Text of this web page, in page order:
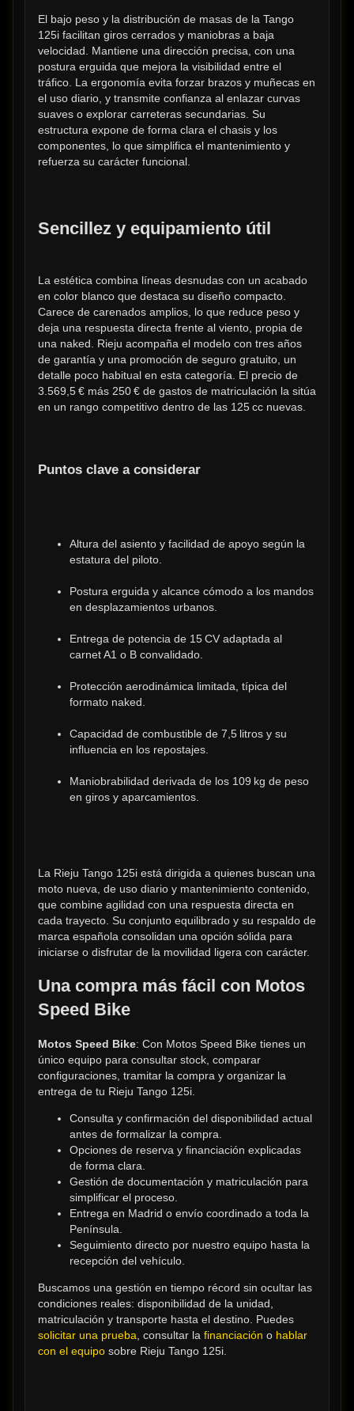
El bajo peso y la distribución de masas de la Tango
125i facilitan giros cerrados y maniobras a baja
velocidad. Mantiene una dirección precisa, con una
postura erguida que mejora la visibilidad entre el
tráfico. La ergonomía evita forzar brazos y muñecas en
el uso diario, y transmite confianza al enlazar curvas
suaves o explorar carreteras secundarias. Su
estructura expone de forma clara el chasis y los
componentes, lo que simplifica el mantenimiento y
refuerza su carácter funcional.
Sencillez y equipamiento útil
La estética combina líneas desnudas con un acabado
en color blanco que destaca su diseño compacto.
Carece de carenados amplios, lo que reduce peso y
deja una respuesta directa frente al viento, propia de
una naked. Rieju acompaña el modelo con tres años
de garantía y una promoción de seguro gratuito, un
detalle poco habitual en esta categoría. El precio de
3.569,5 € más 250 € de gastos de matriculación la sitúa
en un rango competitivo dentro de las 125 cc nuevas.
Puntos clave a considerar
Altura del asiento y facilidad de apoyo según la
estatura del piloto.
Postura erguida y alcance cómodo a los mandos
en desplazamientos urbanos.
Entrega de potencia de 15 CV adaptada al
carnet A1 o B convalidado.
Protección aerodinámica limitada, típica del
formato naked.
Capacidad de combustible de 7,5 litros y su
influencia en los repostajes.
Maniobrabilidad derivada de los 109 kg de peso
en giros y aparcamientos.
La Rieju Tango 125i está dirigida a quienes buscan una
moto nueva, de uso diario y mantenimiento contenido,
que combine agilidad con una respuesta directa en
cada trayecto. Su conjunto equilibrado y su respaldo de
marca española consolidan una opción sólida para
iniciarse o disfrutar de la movilidad ligera con carácter.
Una compra más fácil con Motos
Speed Bike
Motos Speed Bike: Con Motos Speed Bike tienes un
único equipo para consultar stock, comparar
configuraciones, tramitar la compra y organizar la
entrega de tu Rieju Tango 125i.
Consulta y confirmación del disponibilidad actual
antes de formalizar la compra.
Opciones de reserva y financiación explicadas
de forma clara.
Gestión de documentación y matriculación para
simplificar el proceso.
Entrega en Madrid o envío coordinado a toda la
Península.
Seguimiento directo por nuestro equipo hasta la
recepción del vehículo.
Buscamos una gestión en tiempo récord sin ocultar las
condiciones reales: disponibilidad de la unidad,
solicitar una prueba, consultar la financiación o hablar
con el equipo sobre Rieju Tango 125i.